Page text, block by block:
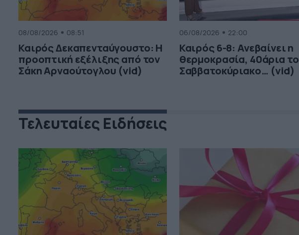
08/08/2026 08:51
Καιρός Δεκαπενταύγουστο: Η
προοπτική εξέλιξης από τον
Σάκη Αρναούτογλου (vid)
06/08/2026 22:00
Καιρός 6-8: Ανεβαίνει η
θερμοκρασία, 40άρια το
Σαββατοκύριακο… (vid)
Τελευταίες Ειδήσεις